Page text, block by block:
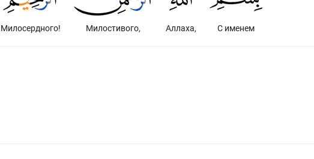
С именем
Аллаха,
Милостивого,
Милосердного!